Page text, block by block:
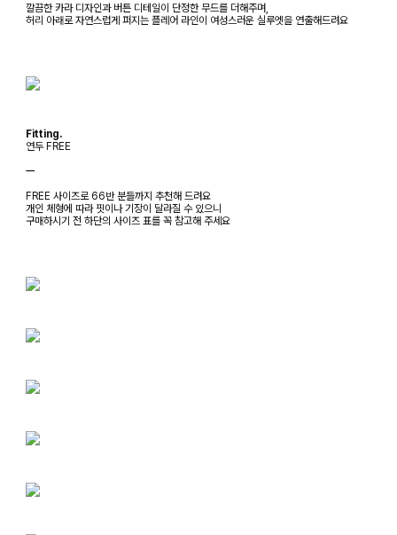
깔끔한 카라 디자인과 버튼 디테일이 단정한 무드를 더해주며,
허리 아래로 자연스럽게 퍼지는 플레어 라인이 여성스러운 실루엣을 연출해드려요
Fitting.
연두 FREE
ㅡ
FREE 사이즈로 66반 분들까지 추천해 드려요
개인 체형에 따라 핏이나 기장이 달라질 수 있으니
구매하시기 전 하단의 사이즈 표를 꼭 참고해 주세요